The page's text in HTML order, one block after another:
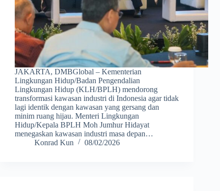
JAKARTA, DMBGlobal – Kementerian
Lingkungan Hidup/Badan Pengendalian
Lingkungan Hidup (KLH/BPLH) mendorong
transformasi kawasan industri di Indonesia agar tidak
lagi identik dengan kawasan yang gersang dan
minim ruang hijau. Menteri Lingkungan
Hidup/Kepala BPLH Moh Jumhur Hidayat
menegaskan kawasan industri masa depan…
Konrad Kun
08/02/2026